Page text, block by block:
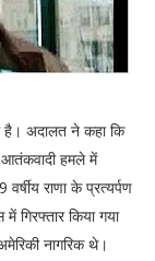
है। अदालत ने कहा कि
हमले में
राणा के प्रत्यर्पण
किया गया
नागरिक थे।